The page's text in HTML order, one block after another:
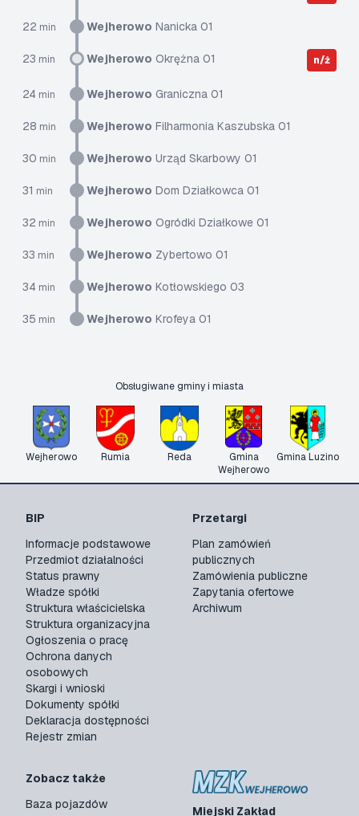
22 min Wejherowo Nanicka 01
23 min Wejherowo Okrężna 01 n/ż
24 min Wejherowo Graniczna 01
28 min Wejherowo Filharmonia Kaszubska 01
30 min Wejherowo Urząd Skarbowy 01
31 min Wejherowo Dom Działkowca 01
32 min Wejherowo Ogródki Działkowe 01
33 min Wejherowo Zybertowo 01
34 min Wejherowo Kotłowskiego 03
35 min Wejherowo Krofeya 01
Obsługiwane gminy i miasta
Wejherowo Rumia Reda
Gmina
Wejherowo
Gmina Luzino
Miejski Zakład
BIP
Informacje podstawowe
Przedmiot działalności
Status prawny
Władze spółki
Struktura właścicielska
Struktura organizacyjna
Ogłoszenia o pracę
Ochrona danych
osobowych
Skargi i wnioski
Dokumenty spółki
Deklaracja dostępności
Rejestr zmian
Przetargi
Plan zamówień
publicznych
Zamówienia publiczne
Zapytania ofertowe
Archiwum
Zobacz także
Baza pojazdów